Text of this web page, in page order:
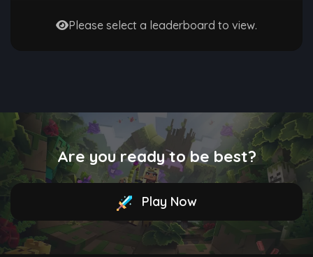
Please select a leaderboard to view.
Are you ready to be best?
Play Now